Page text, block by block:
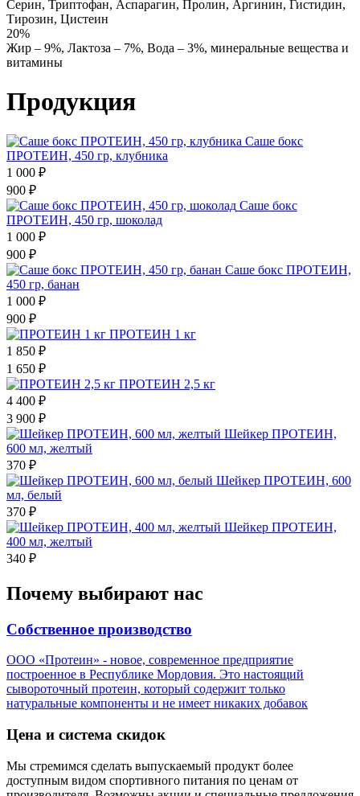
Серин, Триптофан, Аспарагин, Пролин, Аргинин, Гистидин,
Тирозин, Цистеин
20%
Жир – 9%, Лактоза – 7%, Вода – 3%, минеральные вещества и
витамины
Продукция
Саше бокс
ПРОТЕИН, 450 гр, клубника
1 000 ₽
900 ₽
Саше бокс
ПРОТЕИН, 450 гр, шоколад
1 000 ₽
900 ₽
Саше бокс ПРОТЕИН,
450 гр, банан
1 000 ₽
900 ₽
ПРОТЕИН 1 кг
1 850 ₽
1 650 ₽
ПРОТЕИН 2,5 кг
4 400 ₽
3 900 ₽
Шейкер ПРОТЕИН,
600 мл, желтый
370 ₽
Шейкер ПРОТЕИН, 600
мл, белый
370 ₽
Шейкер ПРОТЕИН,
400 мл, желтый
340 ₽
Почему выбирают нас
Собственное производство
ООО «Протеин» - новое, современное предприятие
построенное в Республике Мордовия. Это настоящий
сывороточный протеин, который содержит только
натуральные компоненты и не имеет никаких добавок
Цена и система скидок
Мы стремимся сделать выпускаемый продукт более
доступным видом спортивного питания по ценам от